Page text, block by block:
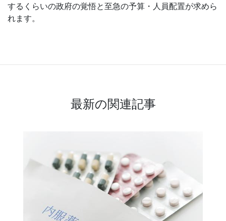
するくらいの政府の覚悟と至急の予算・人員配置が求めら
れます。
最新の関連記事